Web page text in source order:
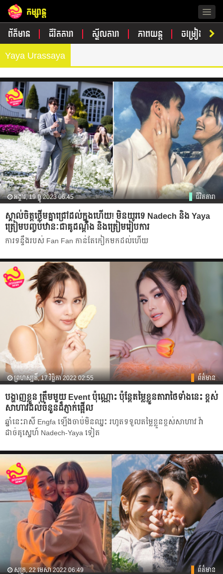
កម្សាន្ត
ព័ត៌មាន ជីវិតតារា ស្ទីលតារា ភាពយន្ត ចម្រៀង
Yaya Urassaya
អង្គារ, 19 ធ្នូ 2023 06:45 ជីវិតតារា
ស្គាល់ចិត្តថ្លើមគ្នាជ្រៅដល់ក្នុងហើយ! មិនយូរទេ Nadech និង Yaya
ត្រៀមបញ្ចប់ឋានៈជាគូដណ្ដឹង និងត្រៀមរៀបការ
ការទន្ទឹងរបស់ Fan Fan កាន់តែកៀកមកដល់ហើយ
ព្រហស្បតិ៍, 17 វិច្ឆិកា 2022 02:55 ព័ត៌មាន
បង្ហាញ​ខ្លួន ត្រឹមមួយ Event ប៉ុណ្ណោះ ប៉ុន្តែតម្លៃខ្លួនតារា​ថៃទាំងនេះ ខ្ពស់
សាហាវដល់ចំនួនដ៏ភ្ញាក់ផ្អើល
ឆ្នាំនេះរាសី Engfa ឡើងចាប់មិនឈ្នះ រហូតទទួលតម្លៃខ្លួនខ្ពស់សាហាវ វ៉ា
ដាច់គូស្នេហ៍ Nadech-Yaya ទៀត
សុក្រ, 22 មេសា 2022 06:49 ព័ត៌មាន